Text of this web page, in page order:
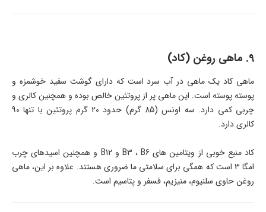
9. ماهی روغن (کاد)
ماهی کاد یک ماهی در آب سرد است که دارای گوشت سفید خوشمزه و
پوسته پوسته است. این ماهی پر از پروتئین خالص بوده و همچنین کالری و
چربی کمی دارد. سه اونس (85 گرم) حدود 20 گرم پروتئین با تنها 90
کالری دارد.
کاد منبع خوبی از ویتامین های B3 ، B6 و B12 و همچنین اسیدهای چرب
امگا 3 است که همگی برای سلامتی ما ضروری هستند. علاوه بر این، ماهی
روغن حاوی سلنیوم، منیزیم، فسفر و پتاسیم است.